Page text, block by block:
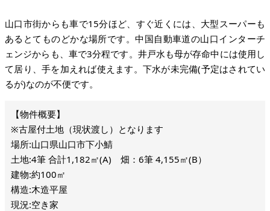
山口市街からも車で15分ほど、すぐ近くには、大型スーパーも
あるとてものどかな場所です。中国自動車道の山口インターチ
ェンジからも、車で3分程です。井戸水も母が存命中には使用し
て居り、手を加えれば使えます。下水が未完備(予定はされてい
るが)なのが不便です。
※古屋付土地（現状渡し）となります
場所:山口県山口市下小鯖
土地:4筆 合計1,182㎡(A) 畑：6筆 4,155㎡(B）
建物:約100㎡
構造:木造平屋
現況:空き家